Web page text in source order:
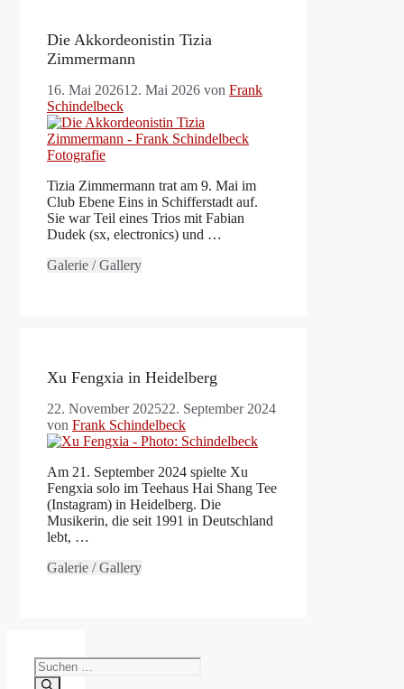
Die Akkordeonistin Tizia
Zimmermann
16. Mai 202612. Mai 2026 von Frank
Schindelbeck
Tizia Zimmermann trat am 9. Mai im
Club Ebene Eins in Schifferstadt auf.
Sie war Teil eines Trios mit Fabian
Dudek (sx, electronics) und …
Galerie / Gallery
Xu Fengxia in Heidelberg
22. November 202522. September 2024
von Frank Schindelbeck
Am 21. September 2024 spielte Xu
Fengxia solo im Teehaus Hai Shang Tee
(Instagram) in Heidelberg. Die
Musikerin, die seit 1991 in Deutschland
lebt, …
Galerie / Gallery
Suchen
nach: